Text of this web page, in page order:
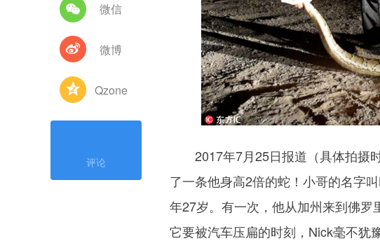
微信
微博
Qzone
评论
2017年7月25日报道（具体拍摄
了一条他身高2倍的蛇！小哥的名字
年27岁。有一次，他从加州来到佛
它要被汽车压扁的时刻，Nick毫不犹